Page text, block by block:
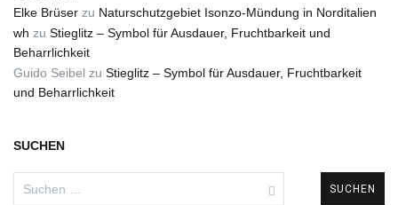
Elke Brüser zu Naturschutzgebiet Isonzo-Mündung in Norditalien
wh zu Stieglitz – Symbol für Ausdauer, Fruchtbarkeit und
Beharrlichkeit
Guido Seibel zu Stieglitz – Symbol für Ausdauer, Fruchtbarkeit
und Beharrlichkeit
SUCHEN